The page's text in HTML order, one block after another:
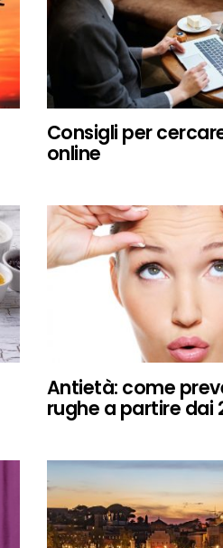
Consigli per
online
Antietà: come
rughe a partire dai